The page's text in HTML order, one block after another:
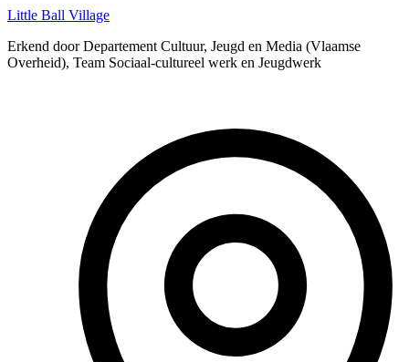
Little Ball Village
Erkend door Departement Cultuur, Jeugd en Media (Vlaamse
Overheid), Team Sociaal-cultureel werk en Jeugdwerk